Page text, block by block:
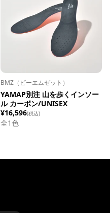
BMZ（ビーエムゼット）
YAMAP別注 山を歩くインソー
ル カーボン/UNISEX
¥16,596(税込)
全1色